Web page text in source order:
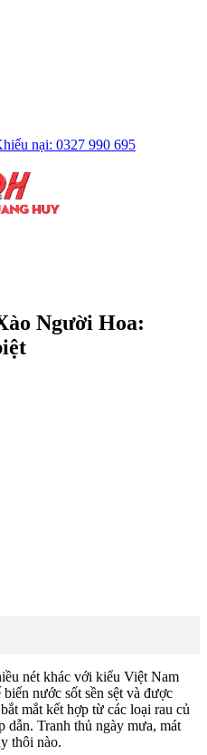
nại: 0327 990 695
Người Hoa:
nét khác với kiểu Việt Nam
nước sốt sền sệt và được
mắt kết hợp từ các loại rau củ
dẫn. Tranh thủ ngày mưa, mát
thôi nào.